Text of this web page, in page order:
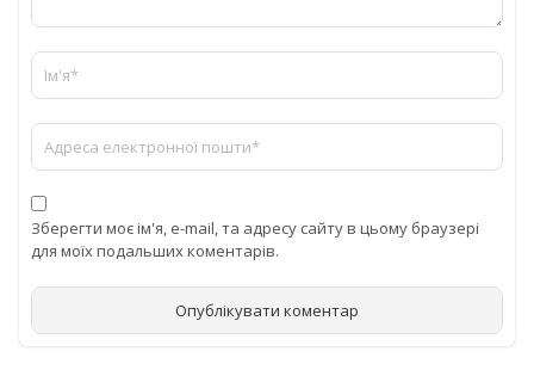
Зберегти моє ім'я, e-mail, та адресу сайту в цьому браузері
для моїх подальших коментарів.